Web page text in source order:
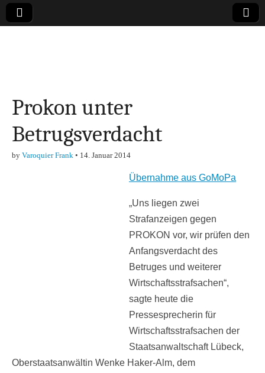
Finanzen,
Marketing-, Vertrieb-
& Investment-Tipps
Prokon unter
Betrugsverdacht
by Varoquier Frank • 14. Januar 2014
Übernahme aus GoMoPa
„Uns liegen zwei
Strafanzeigen gegen
PROKON vor, wir prüfen den
Anfangsverdacht des
Betruges und weiterer
Wirtschaftsstrafsachen“,
sagte heute die
Pressesprecherin für
Wirtschaftsstrafsachen der
Staatsanwaltschaft Lübeck,
Oberstaatsanwältin Wenke Haker-Alm, dem